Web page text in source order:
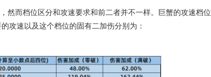
而档位区分和攻速要求和前二者并不一样。巨蟹的攻速档位
攻速以及这个档位的固有二加伤分别为：